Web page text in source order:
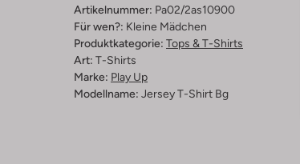
Artikelnummer: Pa02/2as10900
Für wen?: Kleine Mädchen
Produktkategorie: Tops & T-Shirts
Art: T-Shirts
Marke: Play Up
Modellname: Jersey T-Shirt Bg